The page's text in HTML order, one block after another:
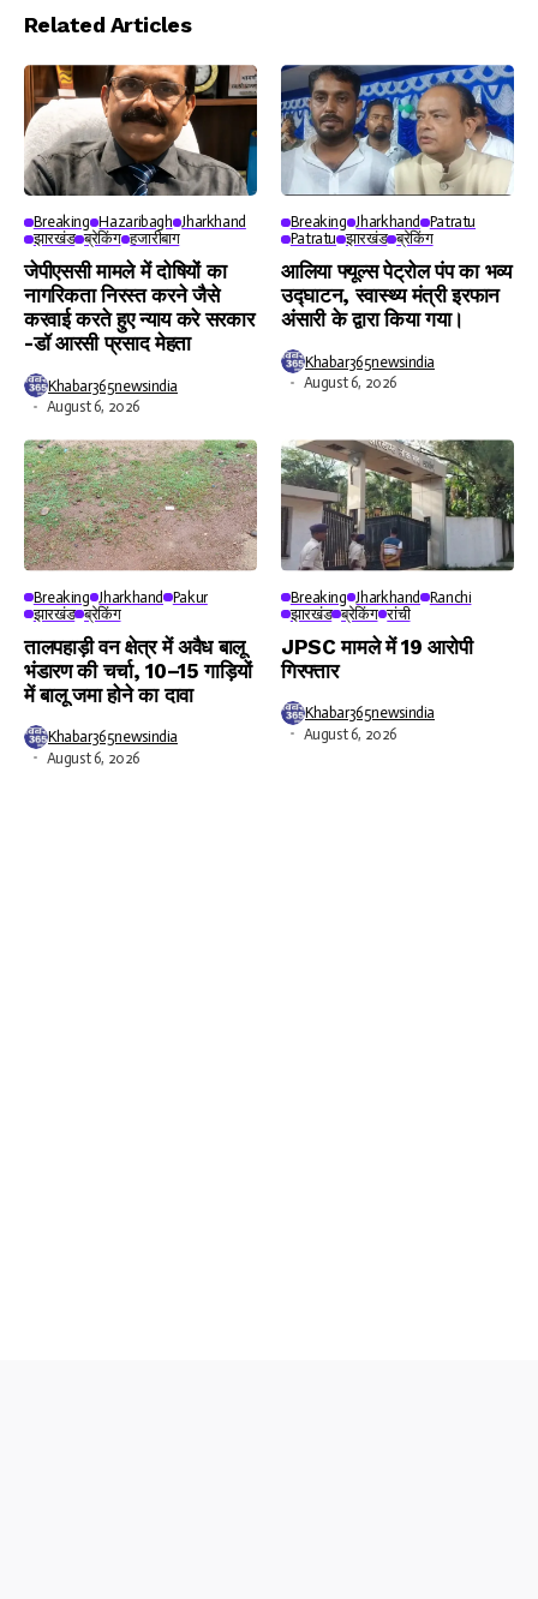
Player
Related Articles
Breaking Hazaribagh Jharkhand
झारखंड ब्रेकिंग हजारीबाग
जेपीएससी मामले में दोषियों का
नागरिकता निरस्त करने जैसे
करवाई करते हुए न्याय करे सरकार
-डॉ आरसी प्रसाद मेहता
Khabar365newsindia
August 6, 2026
Breaking Jharkhand
Patratu
Patratu झारखंड ब्रेकिंग
आलिया फ्यूल्स पेट्रोल पंप का भव्य
उद्घाटन, स्वास्थ्य मंत्री इरफान
अंसारी के द्वारा किया गया।
Khabar365newsindia
August 6, 2026
Breaking Jharkhand Pakur
झारखंड ब्रेकिंग
तालपहाड़ी वन क्षेत्र में अवैध बालू
भंडारण की चर्चा, 10–15 गाड़ियों
में बालू जमा होने का दावा
Khabar365newsindia
August 6, 2026
Breaking Jharkhand Ranchi
झारखंड ब्रेकिंग रांची
JPSC मामले में 19 आरोपी
गिरफ्तार
Khabar365newsindia
August 6, 2026